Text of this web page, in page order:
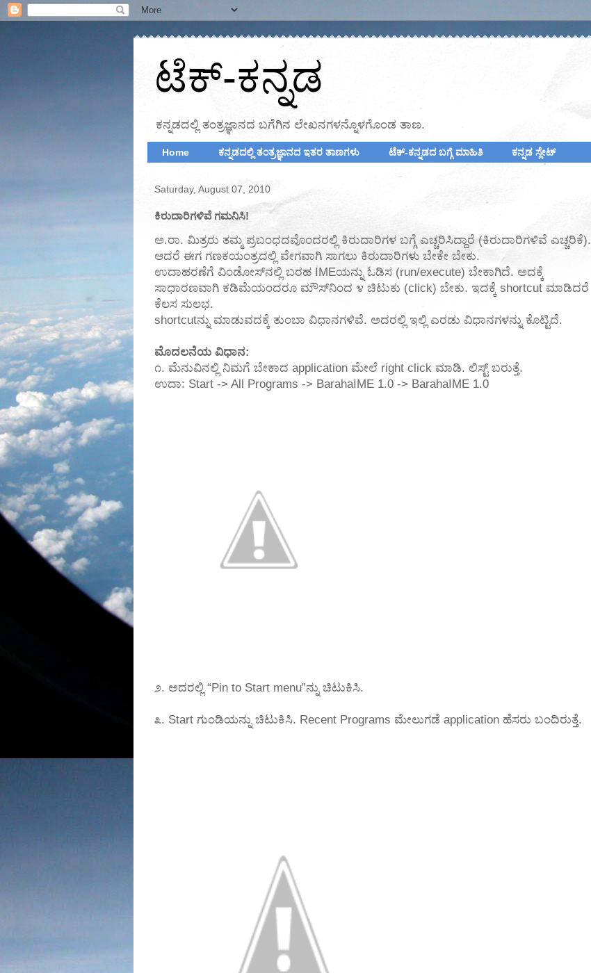
ಟೆಕ್‌-ಕನ್ನಡ
ಕನ್ನಡದಲ್ಲಿ ತಂತ್ರಜ್ಞಾನದ ಬಗೆಗಿನ ಲೇಖನಗಳನ್ನೊಳಗೊಂಡ ತಾಣ.
Home ಕನ್ನಡದಲ್ಲಿ ತಂತ್ರಜ್ಞಾನದ ಇತರ ತಾಣಗಳು ಟೆಕ್-ಕನ್ನಡದ ಬಗ್ಗೆ ಮಾಹಿತಿ ಕನ್ನಡ ಸ್ಲೇಟ್
Saturday, August 07, 2010
ಕಿರುದಾರಿಗಳಿವೆ ಗಮನಿಸಿ!
ಅ.ರಾ. ಮಿತ್ರರು ತಮ್ಮ ಪ್ರಬಂಧದವೊಂದರಲ್ಲಿ ಕಿರುದಾರಿಗಳ ಬಗ್ಗೆ ಎಚ್ಚರಿಸಿದ್ದಾರೆ (ಕಿರುದಾರಿಗಳಿವೆ ಎಚ್ಚರಿಕೆ).
ಆದರೆ ಈಗ ಗಣಕಯಂತ್ರದಲ್ಲಿ ವೇಗವಾಗಿ ಸಾಗಲು ಕಿರುದಾರಿಗಳು ಬೇಕೇ ಬೇಕು.
ಉದಾಹರಣೆಗೆ ವಿಂಡೋಸ್‌ನಲ್ಲಿ ಬರಹ IMEಯನ್ನು ಓಡಿಸ (run/execute) ಬೇಕಾಗಿದೆ. ಅದಕ್ಕೆ
ಸಾಧಾರಣವಾಗಿ ಕಡಿಮೆಯಂದರೂ ಮೌಸ್‌ನಿಂದ ೪ ಚಿಟುಕು (click) ಬೇಕು. ಇದಕ್ಕೆ shortcut ಮಾಡಿದರೆ
ಕೆಲಸ ಸುಲಭ.
shortcutನ್ನು ಮಾಡುವದಕ್ಕೆ ತುಂಬಾ ವಿಧಾನಗಳಿವೆ. ಅದರಲ್ಲಿ ಇಲ್ಲಿ ಎರಡು ವಿಧಾನಗಳನ್ನು ಕೊಟ್ಟಿದೆ.
ಮೊದಲನೆಯ ವಿಧಾನ:
೧. ಮೆನುವಿನಲ್ಲಿ ನಿಮಗೆ ಬೇಕಾದ application ಮೇಲೆ right click ಮಾಡಿ. ಲಿಸ್ಟ್ ಬರುತ್ತೆ.
ಉದಾ: Start -> All Programs -> BarahaIME 1.0 -> BarahaIME 1.0
೨. ಅದರಲ್ಲಿ “Pin to Start menu”ನ್ನು ಚಿಟುಕಿಸಿ.
೩. Start ಗುಂಡಿಯನ್ನು ಚಿಟುಕಿಸಿ. Recent Programs ಮೇಲುಗಡೆ application ಹೆಸರು ಬಂದಿರುತ್ತೆ.